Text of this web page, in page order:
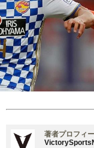
著者プロフィ